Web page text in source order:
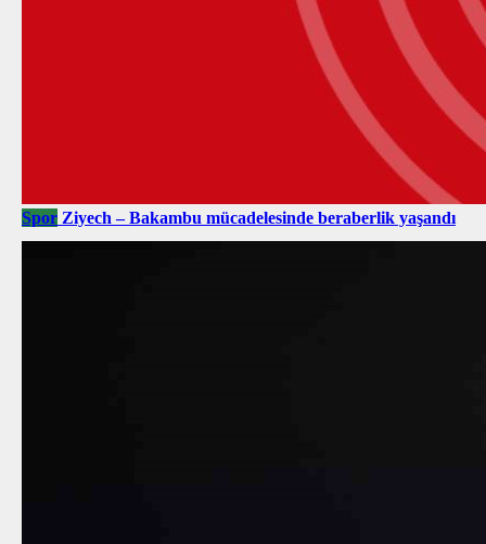
Spor Ziyech – Bakambu mücadelesinde beraberlik yaşandı